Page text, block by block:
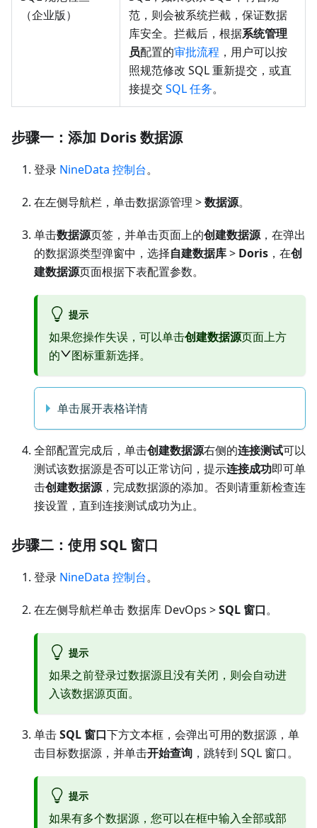
（企业版）
范，则会被系统拦截，保证数据
库安全。拦截后，根据系统管理
员配置的审批流程 ，用户可以按
照规范修改 SQL 重新提交，或直
接提交 SQL 任务。
步骤一：添加 Doris 数据源
登录 NineData 控制台。
在左侧导航栏，单击数据源管理 >数据源。
单击数据源页签，并单击页面上的创建数据源，在弹出
的数据源类型弹窗中，选择自建数据库> Doris ，在创
建数据源页面根据下表配置参数。
提示
如果您操作失误，可以单击创建数据源页面上方
的
图标重新选择。
单击展开表格详情
全部配置完成后，单击创建数据源右侧的连接测试可以
测试该数据源是否可以正常访问，提示连接成功即可单
击创建数据源，完成数据源的添加。否则请重新检查连
接设置，直到连接测试成功为止。
步骤二：使用 SQL 窗口
登录 NineData 控制台。
在左侧导航栏单击 数据库 DevOps >SQL 窗口。
提示
如果之前登录过数据源且没有关闭，则会自动进
入该数据源页面。
单击SQL 窗口下方文本框，会弹出可用的数据源，单
击目标数据源，并单击开始查询 ，跳转到 SQL 窗口。
提示
如果有多个数据源，您可以在框中输入全部或部